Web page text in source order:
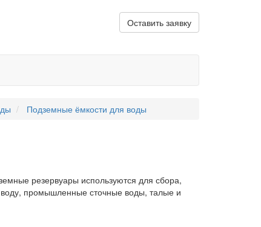
Оставить заявку
Подземные ёмкости для воды
резервуары используются для сбора,
воду, промышленные сточные воды, талые и